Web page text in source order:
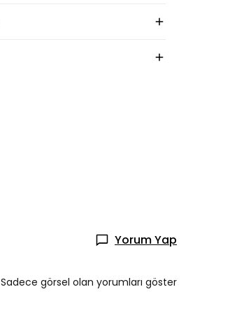
Yorum Yap
Sadece görsel olan yorumları göster